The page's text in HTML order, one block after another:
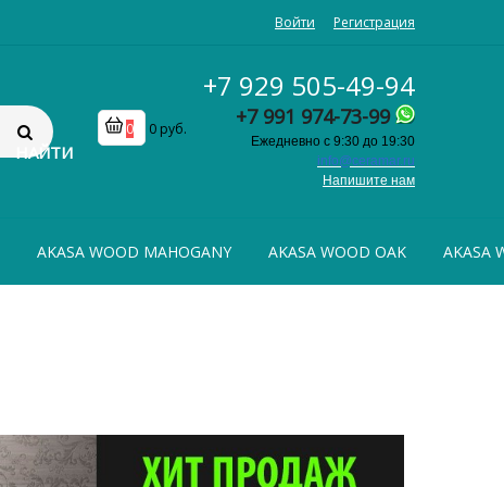
Войти Регистрация
НАЙТИ
0 0 руб.
+7 929 505-49-94
+7 991 974-73-99
Ежедневно с 9:30 до 19:30
info@ceramar.ru
Напишите нам
AKASA WOOD MAHOGANY AKASA WOOD OAK AKASA